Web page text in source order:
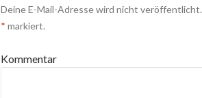
Deine E-Mail-Adresse wird nicht veröffentlicht.
* markiert.
Kommentar